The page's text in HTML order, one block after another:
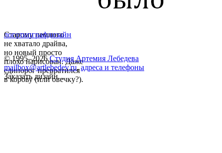
Старому немного
не хватало драйва,
но новый просто
плохо нарисован. Даже
единорог превратился
в корову (или овечку?).
логотипграфдизайн
© 1995–2026 Студия Артемия Лебедева
mailbox@artlebedev.ru, адреса и телефоны
Заказать дизайн...